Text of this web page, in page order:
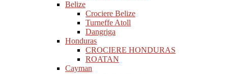
Belize
Crociere Belize
Turneffe Atoll
Dangriga
Honduras
CROCIERE HONDURAS
ROATAN
Cayman